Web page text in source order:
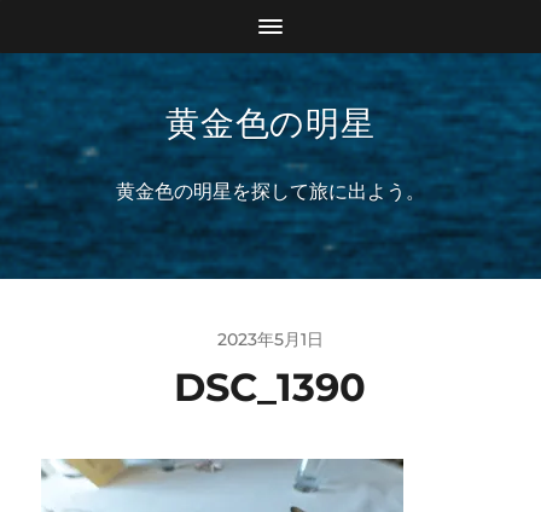
黄金色の明星
黄金色の明星を探して旅に出よう。
2023年5月1日
DSC_1390